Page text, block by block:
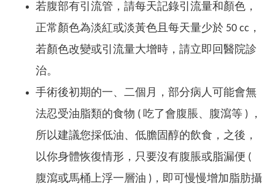
若腹部有引流管，請每天記錄引流量和顏色，
正常顏色為淡紅或淡黃色且每天量少於 50 cc，
若顏色改變或引流量大增時，請立即回醫院診
治。
手術後初期的一、二個月，部分病人可能會無
法忍受油脂類的食物 ( 吃了會腹脹、腹瀉等 ) ，
所以建議您採低油、低膽固醇的飲食，之後，
以你身體恢復情形，只要沒有腹脹或脂漏便 (
腹瀉或馬桶上浮一層油 )，即可慢慢增加脂肪攝